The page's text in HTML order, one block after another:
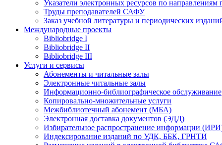
Указатели электронных ресурсов по направлениям
Труды преподавателей САФУ
Заказ учебной литературы и периодических
Международные проекты
Bibliobridge I
Bibliobridge II
Bibliobridge III
Услуги и сервисы
Абонементы и читальные залы
Электронные читальные залы
Информационно-библиографическое обслуживание
Копировально-множительные услуги
Межбиблиотечный абонемент (МБА)
Электронная доставка документов (ЭДД)
Избирательное распространение информации
Индексирование изданий по УДК, ББК, ГРНТИ